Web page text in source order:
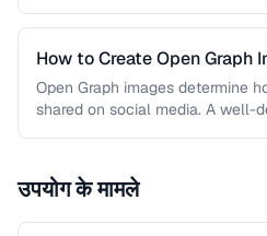
How to Create Open Graph
Sharing
Open Graph images determine
shared on social media. A well-
उपयोग के मामले